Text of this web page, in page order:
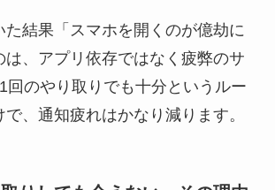
た結果「スマホを開くのが億劫に
は、アプリ依存ではなく疲弊のサ
回のやり取りでも十分というルー
、通知疲れはかなり減ります。